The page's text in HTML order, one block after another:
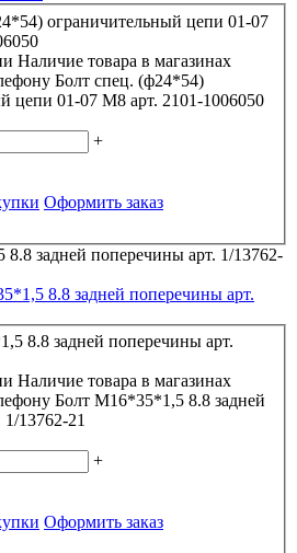
Наличие товара в магазинах
Болт спец. (ф24*54)
ограничительный цепи 01-07 М8 арт. 2101-1006050
+
Оформить заказ
8.8 задней поперечины арт.
Наличие товара в магазинах
Болт М16*35*1,5 8.8 задней
арт. 1/13762-21
+
Оформить заказ